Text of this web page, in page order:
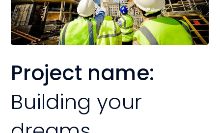
Project name:
Building your